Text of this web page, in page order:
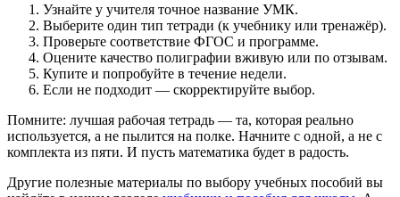
Узнайте у учителя точное название УМК.
Выберите один тип тетради (к учебнику или тренажёр).
Проверьте соответствие ФГОС и программе.
Оцените качество полиграфии вживую или по отзывам.
Купите и попробуйте в течение недели.
Если не подходит — скорректируйте выбор.
Помните: лучшая рабочая тетрадь — та, которая реально
используется, а не пылится на полке. Начните с одной, а не с
комплекта из пяти. И пусть математика будет в радость.
Другие полезные материалы по выбору учебных пособий вы